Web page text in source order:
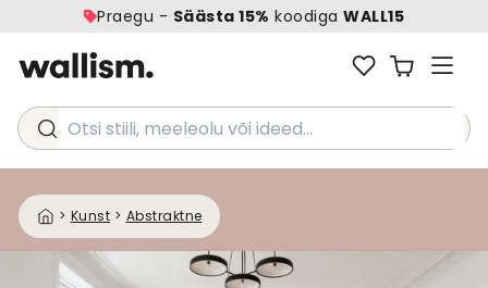
Praegu - Säästa 15% koodiga WALL15
Otsi stiili, meeleolu või ideed...
> Kunst > Abstraktne